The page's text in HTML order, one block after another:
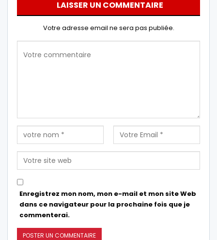
LAISSER UN COMMENTAIRE
Votre adresse email ne sera pas publiée.
Enregistrez mon nom, mon e-mail et mon site Web
dans ce navigateur pour la prochaine fois que je
commenterai.